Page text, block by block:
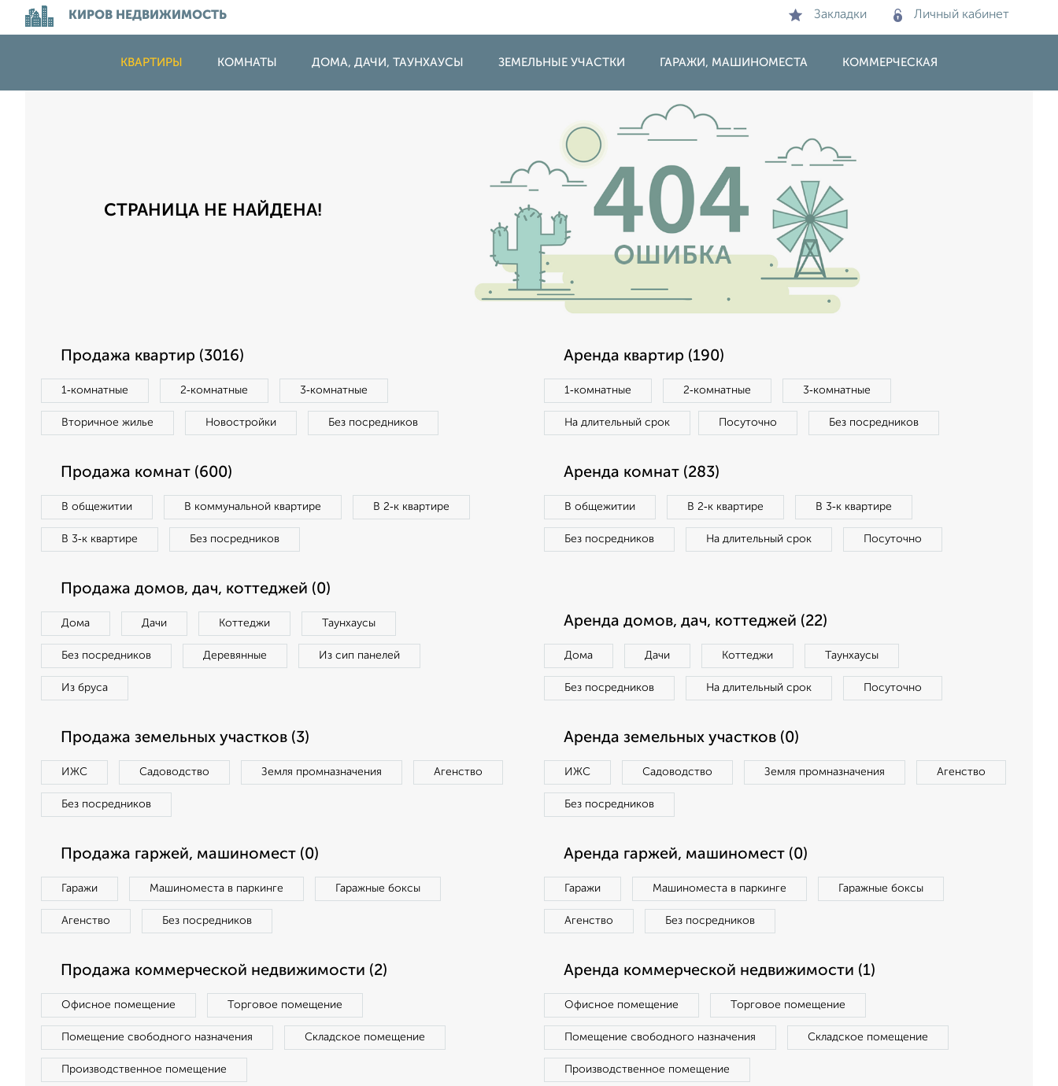
КИРОВ НЕДВИЖИМОСТЬ Закладки Личный кабинет
КВАРТИРЫ КОМНАТЫ ДОМА, ДАЧИ, ТАУНХАУСЫ ЗЕМЕЛЬНЫЕ УЧАСТКИ ГАРАЖИ, МАШИНОМЕСТА КОММЕРЧЕСКАЯ
СТРАНИЦА НЕ НАЙДЕНА!
Продажа квартир (3016)
1‑комнатные 2‑комнатные 3‑комнатные
Вторичное жилье Новостройки Без посредников
Аренда квартир (190)
1‑комнатные 2‑комнатные 3‑комнатные
На длительный срок Посуточно Без посредников
Продажа комнат (600)
В общежитии В коммунальной квартире В 2‑к квартире
В 3‑к квартире Без посредников
Аренда комнат (283)
В общежитии В 2‑к квартире В 3‑к квартире
Без посредников На длительный срок Посуточно
Продажа домов, дач, коттеджей (0)
Дома Дачи Коттеджи Таунхаусы
Без посредников Деревянные Из сип панелей
Из бруса
Аренда домов, дач, коттеджей (22)
Дома Дачи Коттеджи Таунхаусы
Без посредников На длительный срок Посуточно
Продажа земельных участков (3)
ИЖС Садоводство Земля промназначения Агенство
Без посредников
Аренда земельных участков (0)
ИЖС Садоводство Земля промназначения Агенство
Без посредников
Продажа гаржей, машиномест (0)
Гаражи Машиноместа в паркинге Гаражные боксы
Агенство Без посредников
Аренда гаржей, машиномест (0)
Гаражи Машиноместа в паркинге Гаражные боксы
Агенство Без посредников
Продажа коммерческой недвижимости (2)
Офисное помещение Торговое помещение
Помещение свободного назначения Складское помещение
Производственное помещение
Аренда коммерческой недвижимости (1)
Офисное помещение Торговое помещение
Помещение свободного назначения Складское помещение
Производственное помещение